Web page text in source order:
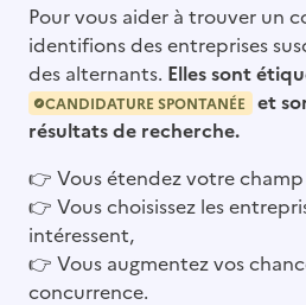
Pour vous aider à trouver un
identifions des entreprises
des alternants. Elles sont
CANDIDATURE SPONTANÉE
et
résultats de recherche.
👉 Vous étendez votre
👉 Vous choisissez les
intéressent,
👉 Vous augmentez vos
concurrence.